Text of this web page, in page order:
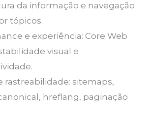
da informação e navegação
tópicos.
e experiência: Core Web
visual e
rastreabilidade: sitemaps,
hreflang, paginação